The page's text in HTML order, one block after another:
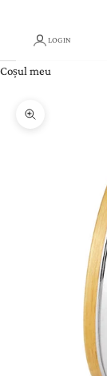
LOGIN
Coșul meu
Zoom